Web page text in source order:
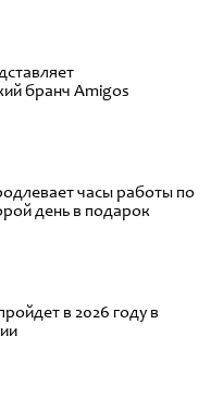
бранч Amigos
часы работы по
день в подарок
в 2026 году в